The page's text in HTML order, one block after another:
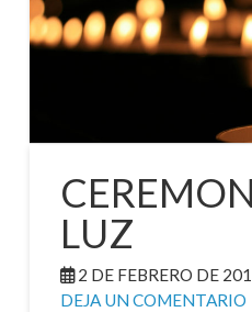
LUZ
2 DE FEBRERO DE
DEJA UN COMENTARIO